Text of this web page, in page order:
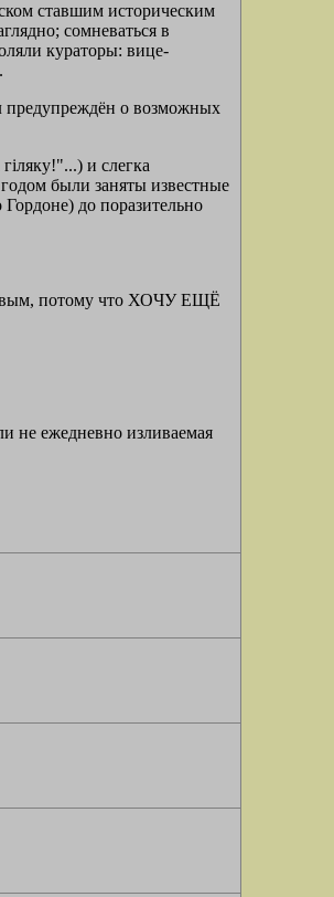
ставшим историческим
сомневаться в
кураторы: вице-
предупреждён о возможных
и слегка
были заняты известные
до поразительно
потому что ХОЧУ ЕЩЁ
не ежедневно изливаемая